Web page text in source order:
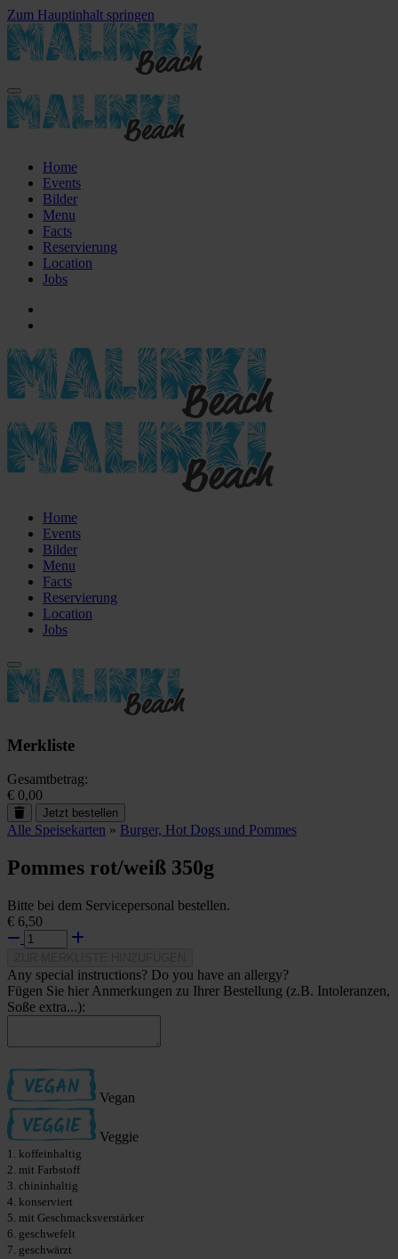
Zum Hauptinhalt springen
Home
Events
Bilder
Menu
Facts
Reservierung
Location
Jobs
Home
Events
Bilder
Menu
Facts
Reservierung
Location
Jobs
Merkliste
Gesamtbetrag:
€ 0,00
Jetzt bestellen
Alle Speisekarten » Burger, Hot Dogs und Pommes
Pommes rot/weiß 350g
Bitte bei dem Servicepersonal bestellen.
€ 6,50
Any special instructions? Do you have an allergy?
Fügen Sie hier Anmerkungen zu Ihrer Bestellung (z.B. Intoleranzen,
Soße extra...):
Vegan
Veggie
1. koffeinhaltig
2. mit Farbstoff
3. chininhaltig
4. konserviert
5. mit Geschmacksverstärker
6. geschwefelt
7. geschwärzt